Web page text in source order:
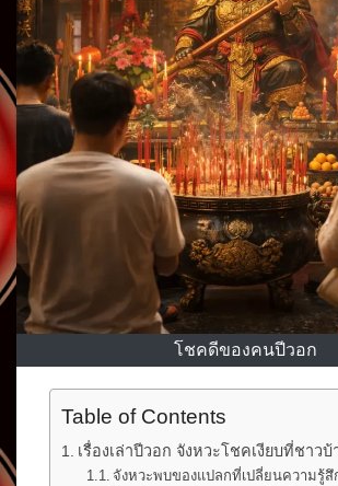
โชคดีของคนปีวอก
Table of Contents
เรื่องเล่าปีวอก จังหวะโชคเงียบที่ชาวบ้
จังหวะพบของแปลกที่เปลี่ยนความรู้สึ